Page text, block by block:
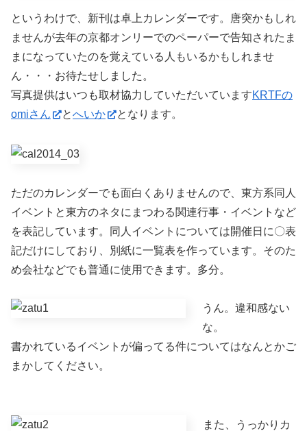
というわけで、新刊は卓上カレンダーです。唐突かもしれ
ませんが去年の京都オンリーでのペーパーで告知されたま
まになっていたのを覚えている人もいるかもしれませ
ん・・・お待たせしました。
写真提供はいつも取材協力していただいていますKRTFの
omiさん
とへいか となります。
ただのカレンダーでも面白くありませんので、東方系同人
イベントと東方のネタにまつわる関連行事・イベントなど
を表記しています。同人イベントについては開催日に〇表
記だけにしており、別紙に一覧表を作っています。そのた
め会社などでも普通に使用できます。多分。
うん。違和感ない
な。
書かれているイベントが偏ってる件についてはなんとかご
まかしてください。
また、うっかりカ